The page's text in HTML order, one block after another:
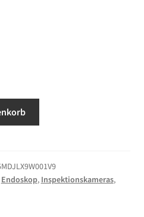
Endoskop, Inspektionskameras,